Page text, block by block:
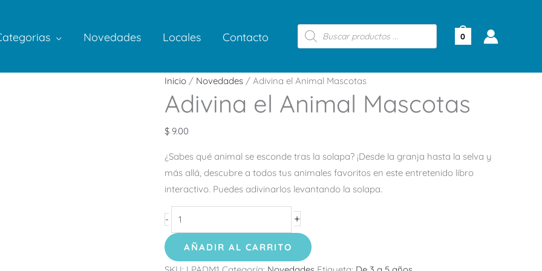
Novedades Locales Contacto
Búsqueda
de
productos
0
Inicio / Novedades / Adivina el Animal Mascotas
Adivina el Animal Mascotas
$ 9.00
¿Sabes qué animal se esconde tras la solapa? ¡Desde la granja hasta la selva y
más allá, descubre a todos tus animales favoritos en este entretenido libro
interactivo. Puedes adivinarlos levantando la solapa.
-
Adivina
el
Animal
Mascotas
+
AÑADIR AL CARRITO